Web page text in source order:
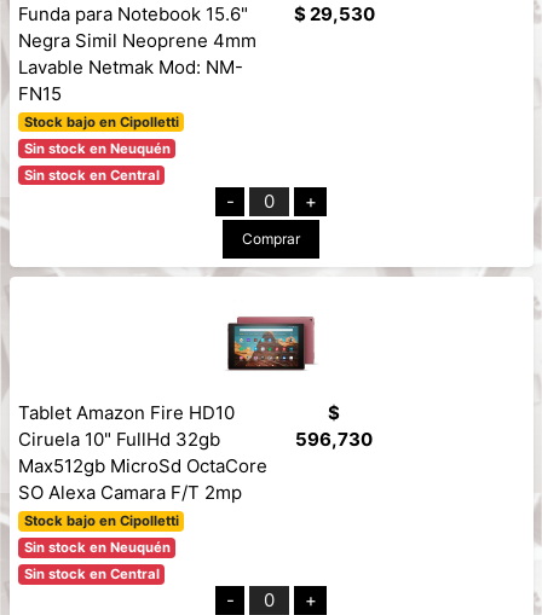
Funda para Notebook 15.6"
Negra Simil Neoprene 4mm
Lavable Netmak Mod: NM-
FN15
Stock bajo en Cipolletti
Sin stock en Neuquén
Sin stock en Central
$ 29,530
- 0 +
Comprar
Tablet Amazon Fire HD10
Ciruela 10" FullHd 32gb
Max512gb MicroSd OctaCore
SO Alexa Camara F/T 2mp
Stock bajo en Cipolletti
Sin stock en Neuquén
Sin stock en Central
$
596,730
- 0 +